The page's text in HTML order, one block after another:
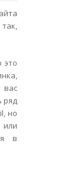
это
вас
ряд
но
в